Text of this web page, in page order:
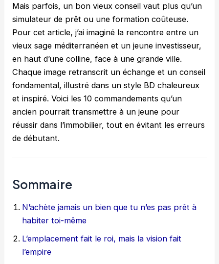
Mais parfois, un bon vieux conseil vaut plus qu’un
simulateur de prêt ou une formation coûteuse.
Pour cet article, j’ai imaginé la rencontre entre un
vieux sage méditerranéen et un jeune investisseur,
en haut d’une colline, face à une grande ville.
Chaque image retranscrit un échange et un conseil
fondamental, illustré dans un style BD chaleureux
et inspiré. Voici les 10 commandements qu’un
ancien pourrait transmettre à un jeune pour
réussir dans l’immobilier, tout en évitant les erreurs
de débutant.
Sommaire
N’achète jamais un bien que tu n’es pas prêt à
habiter toi-même
L’emplacement fait le roi, mais la vision fait
l’empire